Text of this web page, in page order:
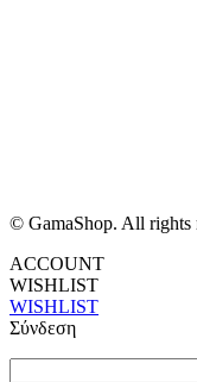
© GamaShop. All rights
ACCOUNT
WISHLIST
WISHLIST
Σύνδεση